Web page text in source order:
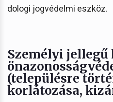
dologi jogvédelmi eszköz.
Személyi jellegű
(településre
korlátozása,